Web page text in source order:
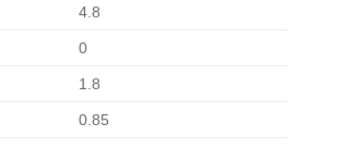
4.8
0
1.8
0.85